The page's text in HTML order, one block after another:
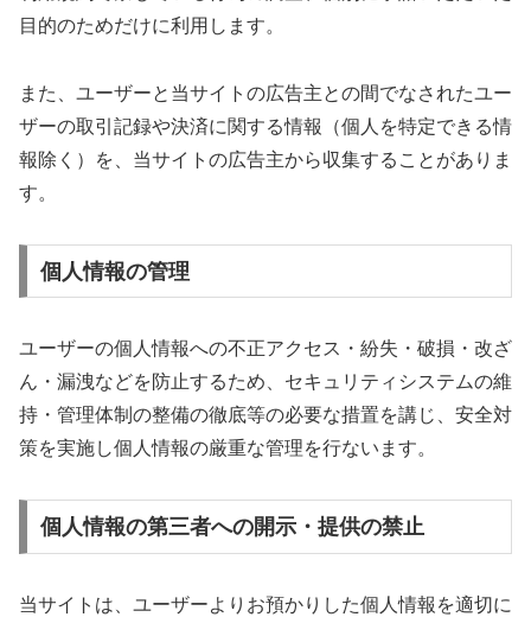
目的のためだけに利用します。
また、ユーザーと当サイトの広告主との間でなされたユー
ザーの取引記録や決済に関する情報（個人を特定できる情
報除く）を、当サイトの広告主から収集することがありま
す。
個人情報の管理
ユーザーの個人情報への不正アクセス・紛失・破損・改ざ
ん・漏洩などを防止するため、セキュリティシステムの維
持・管理体制の整備の徹底等の必要な措置を講じ、安全対
策を実施し個人情報の厳重な管理を行ないます。
個人情報の第三者への開示・提供の禁止
当サイトは、ユーザーよりお預かりした個人情報を適切に